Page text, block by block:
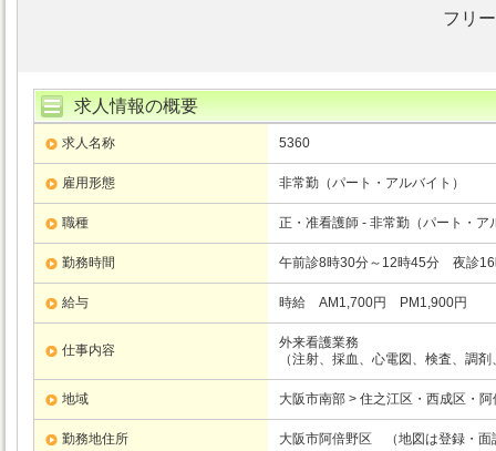
フリ
求人情報の概要
求人名称 5360
雇用形態 非常勤（パート・アルバイト）
職種 正・准看護師 - 非常勤（パート・ア
勤務時間 午前診8時30分～12時45分 夜診
給与 時給 AM1,700円 PM1,900円
仕事内容
外来看護業務
（注射、採血、心電図、検査、調
地域 大阪市南部 > 住之江区・西成区・阿
勤務地住所 大阪市阿倍野区 （地図は登録・面